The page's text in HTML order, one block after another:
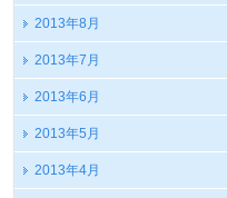
2013年8月
2013年7月
2013年6月
2013年5月
2013年4月